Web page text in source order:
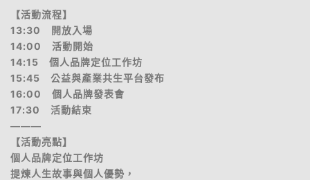
【活動流程】
13:30 開放入場
14:00 活動開始
14:15 個人品牌定位工作坊
15:45 公益與產業共生平台發布
16:00 個人品牌發表會
17:30 活動結束
———
【活動亮點】
個人品牌定位工作坊
提煉人生故事與個人優勢，